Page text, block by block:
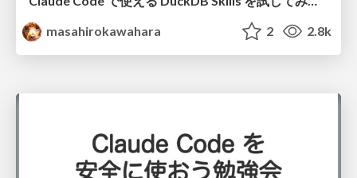
masahirokawahara
2 2.8k